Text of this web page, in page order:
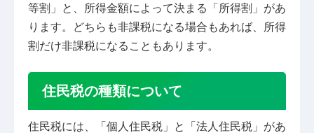
等割」と、所得金額によって決まる「所得割」があ
ります。どちらも非課税になる場合もあれば、所得
割だけ非課税になることもあります。
住民税の種類について
住民税には、「個人住民税」と「法人住民税」があ